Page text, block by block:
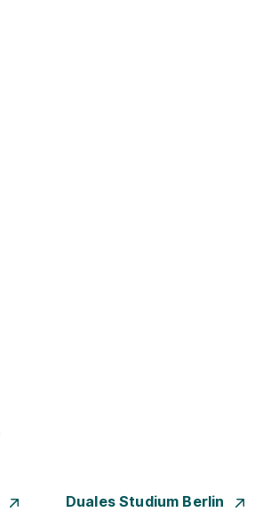
Duales Studium Berlin